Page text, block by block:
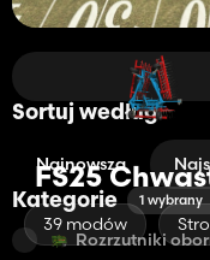
FS25
39 modów
Sortuj według
Najnowsza
Kategorie 1 wybrany
Rozrzutniki